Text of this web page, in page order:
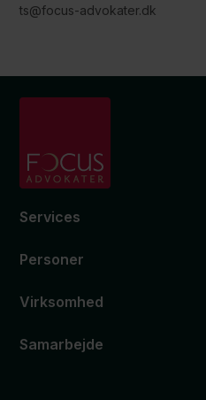
ts@focus-advokater.dk
Services
Personer
Virksomhed
Samarbejde